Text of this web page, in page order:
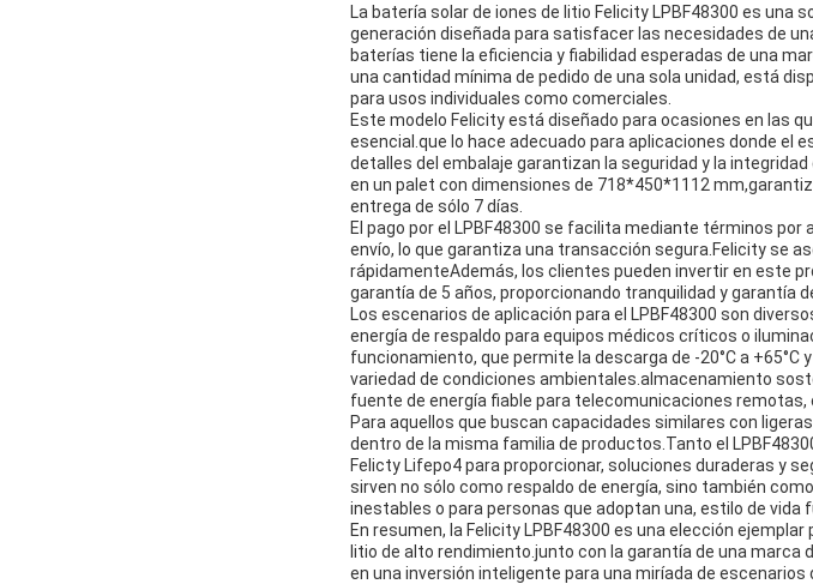
La batería solar de iones de litio Felicity LPBF48300 es una
generación diseñada para satisfacer las necesidades de
baterías tiene la eficiencia y fiabilidad esperadas de una
una cantidad mínima de pedido de una sola unidad, está
para usos individuales como comerciales.
Este modelo Felicity está diseñado para ocasiones en las
esencial.que lo hace adecuado para aplicaciones donde el
detalles del embalaje garantizan la seguridad y la
en un palet con dimensiones de 718*450*1112
entrega de sólo 7 días.
El pago por el LPBF48300 se facilita mediante términos por
envío, lo que garantiza una transacción segura.Felicity se
rápidamenteAdemás, los clientes pueden invertir en este
garantía de 5 años, proporcionando tranquilidad y garantía
Los escenarios de aplicación para el LPBF48300 son
energía de respaldo para equipos médicos críticos o
funcionamiento, que permite la descarga de -20°C a +65°C
variedad de condiciones ambientales.almacenamiento
fuente de energía fiable para telecomunicaciones remotas,
Para aquellos que buscan capacidades similares con
dentro de la misma familia de productos.Tanto el
Felicty Lifepo4 para proporcionar, soluciones duraderas y
sirven no sólo como respaldo de energía, sino también
inestables o para personas que adoptan una, estilo de vida
En resumen, la Felicity LPBF48300 es una elección
litio de alto rendimiento.junto con la garantía de una
en una inversión inteligente para una miríada de escenarios